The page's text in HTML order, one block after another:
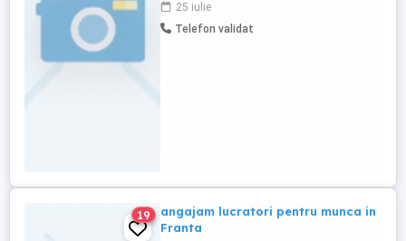
pretentiosi,oferim seriozitate si salariu
motivant.Pentru detalii nu ezitati sa sunati
25 iulie
Telefon validat
19
angajam lucratori pentru munca in
Franta